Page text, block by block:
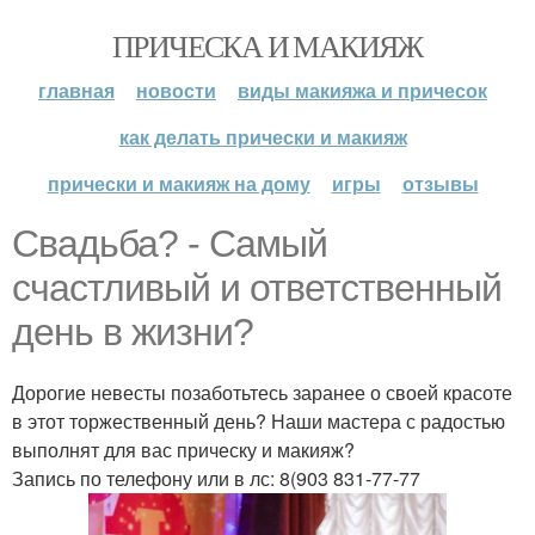
ПРИЧЕСКА И МАКИЯЖ
главная новости
виды макияжа и причесок
как делать прически и макияж
прически и макияж на дому
игры отзывы
Свадьба? - Самый
счастливый и ответственный
день в жизни?
Дорогие невесты позаботьтесь заранее о своей красоте
в этот торжественный день? Наши мастера с радостью
выполнят для вас прическу и макияж?
Запись по телефону или в лс: 8(903 831-77-77